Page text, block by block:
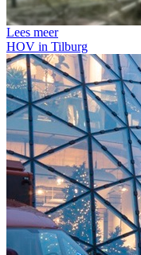
Lees meer
HOV in Tilburg